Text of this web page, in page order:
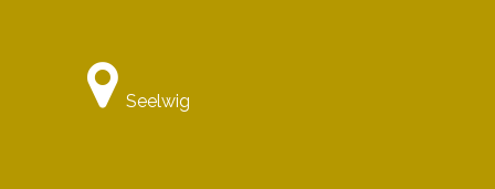
Seelwig